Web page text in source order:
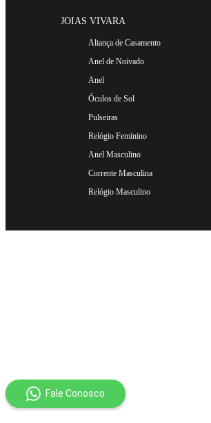
JOIAS VIVARA
Aliança de Casamento
Anel de Noivado
Anel
Óculos de Sol
Pulseiras
Relógio Feminino
Anel Masculino
Corrente Masculina
Relógio Masculino